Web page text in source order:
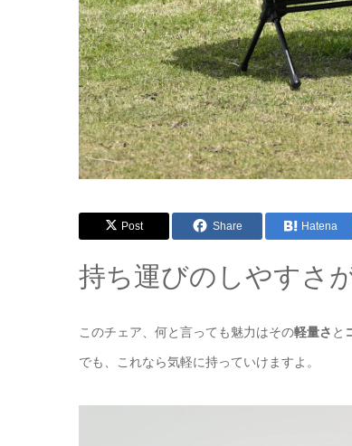
Post Share Hatena
持ち運びのしやすさ
このチェア、何と言っても魅力はその軽量さ と
でも、これなら気軽に持っていけますよ。